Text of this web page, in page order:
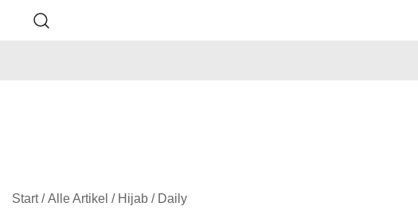
Start/Alle Artikel / Hijab / Daily